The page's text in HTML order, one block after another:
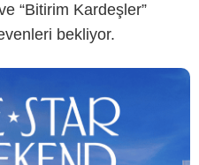
“Bitirim Kardeşler”
bekliyor.